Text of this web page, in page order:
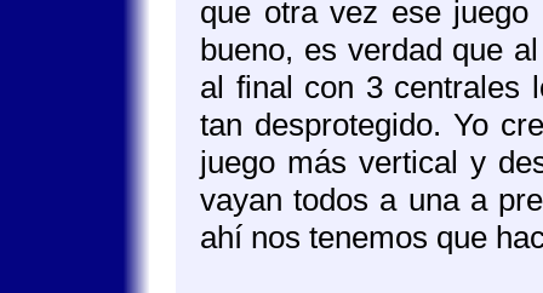
que otra vez ese
bueno, es verdad que
al final con 3 centrales
tan desprotegido. Yo
juego más vertical y
vayan todos a una a
ahí nos tenemos que